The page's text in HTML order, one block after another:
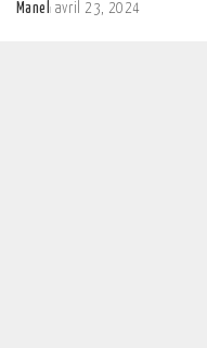
Manel avril 23, 2024